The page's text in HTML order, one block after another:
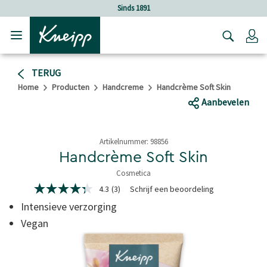
Verder gaan naar hoofdinhoud.Sinds 1891
TERUG
Home Producten Handcreme Handcrème Soft Skin
Aanbevelen
Artikelnummer: 98856
Handcrème Soft Skin
Cosmetica
3,7 van 5 sterren
4.3
van
5
sterren,
gemiddelde
scorewaarde.
4.3 (3) Schrijf een beoordeling
Intensieve verzorging
Vegan